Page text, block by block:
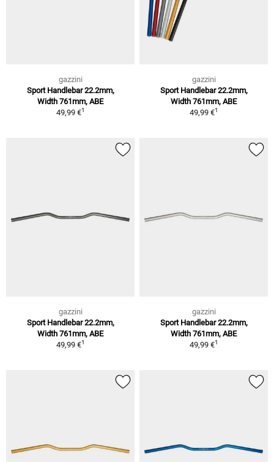
gazzini
Sport Handlebar 22.2mm,
Width 761mm, ABE
49,99 €1
gazzini
Sport Handlebar 22.2mm,
Width 761mm, ABE
49,99 €1
gazzini
Sport Handlebar 22.2mm,
Width 761mm, ABE
49,99 €1
gazzini
Sport Handlebar 22.2mm,
Width 761mm, ABE
49,99 €1